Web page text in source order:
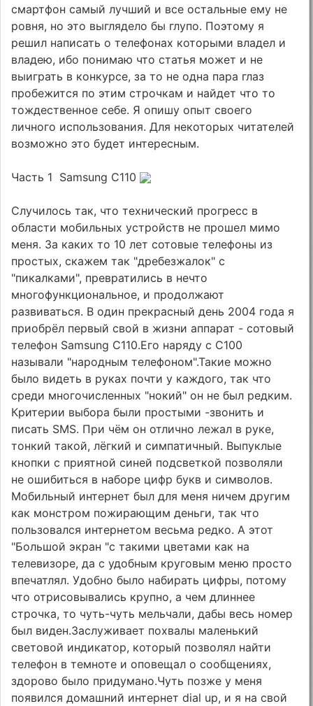
смартфон самый лучший и все остальные ему не
ровня, но это выглядело бы глупо. Поэтому я
решил написать о телефонах которыми владел и
владею, ибо понимаю что статья может и не
выиграть в конкурсе, за то не одна пара глаз
пробежится по этим строчкам и найдет что то
тождественное себе. Я опишу опыт своего
личного использования. Для некоторых читателей
возможно это будет интересным.
Часть 1 Samsung C110
Случилось так, что технический прогресс в
области мобильных устройств не прошел мимо
меня. За каких то 10 лет сотовые телефоны из
простых, скажем так "дребезжалок" с
"пикалками", превратились в нечто
многофункциональное, и продолжают
развиваться. В один прекрасный день 2004 года я
приобрёл первый свой в жизни аппарат - сотовый
телефон Samsung C110.Его наряду с С100
называли "народным телефоном".Такие можно
было видеть в руках почти у каждого, так что
среди многочисленных "нокий" он не был редким.
Критерии выбора были простыми -звонить и
писать SMS. При чём он отлично лежал в руке,
тонкий такой, лёгкий и симпатичный. Выпуклые
кнопки с приятной синей подсветкой позволяли
не ошибиться в наборе цифр букв и символов.
Мобильный интернет был для меня ничем другим
как монстром пожирающим деньги, так что
пользовался интернетом весьма редко. А этот
"Большой экран "с такими цветами как на
телевизоре, да с удобным круговым меню просто
впечатлял. Удобно было набирать цифры, потому
что отрисовывались крупно, а чем длиннее
строчка, то чуть-чуть мельчали, дабы весь номер
был виден.Заслуживает похвалы маленький
световой индикатор, который позволял найти
телефон в темноте и оповещал о сообщениях,
здорово было придумано.Чуть позже у меня
появился домашний интернет dial up, и я на свой